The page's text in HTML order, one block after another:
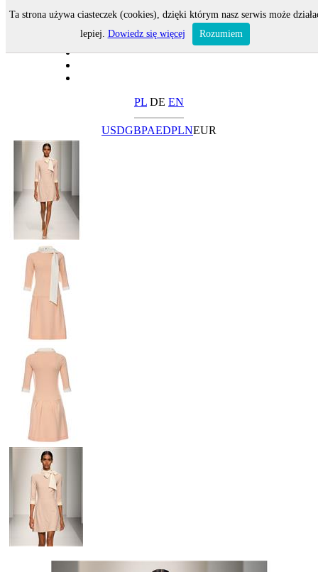
PL DE EN
USDGBPAEDPLNEUR
Ta strona używa ciasteczek (cookies), dzięki którym nasz serwis może
lepiej. Dowiedz się więcej Rozumiem